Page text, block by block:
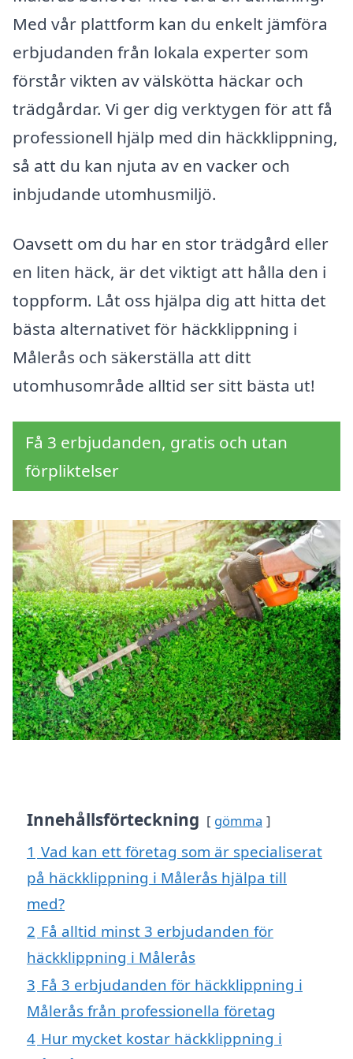
Med vår plattform kan du enkelt jämföra
erbjudanden från lokala experter som
förstår vikten av välskötta häckar och
trädgårdar. Vi ger dig verktygen för att få
professionell hjälp med din häckklippning,
så att du kan njuta av en vacker och
inbjudande utomhusmiljö.
Oavsett om du har en stor trädgård eller
en liten häck, är det viktigt att hålla den i
toppform. Låt oss hjälpa dig att hitta det
bästa alternativet för häckklippning i
Målerås och säkerställa att ditt
utomhusområde alltid ser sitt bästa ut!
Få 3 erbjudanden, gratis och utan
förpliktelser
Innehållsförteckning gömma
1 Vad kan ett företag som är specialiserat
på häckklippning i Målerås hjälpa till
med?
2 Få alltid minst 3 erbjudanden för
häckklippning i Målerås
3 Få 3 erbjudanden för häckklippning i
Målerås från professionella företag
4 Hur mycket kostar häckklippning i